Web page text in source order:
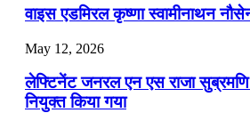
वाइस एडमिरल कृष्णा स्वामीनाथन
May 12, 2026
लेफ्टिनेंट जनरल एन एस राजा सुब्रमणि
नियुक्त किया गया